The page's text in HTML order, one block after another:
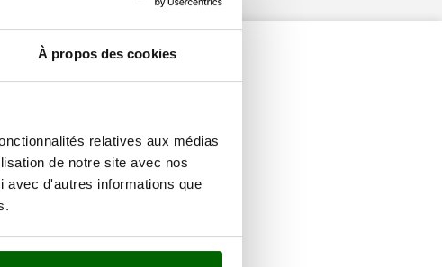
À propos des cookies
relatives aux médias
de notre site avec nos
avec d'autres informations que